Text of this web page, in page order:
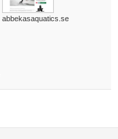
abbekasaquatics.se